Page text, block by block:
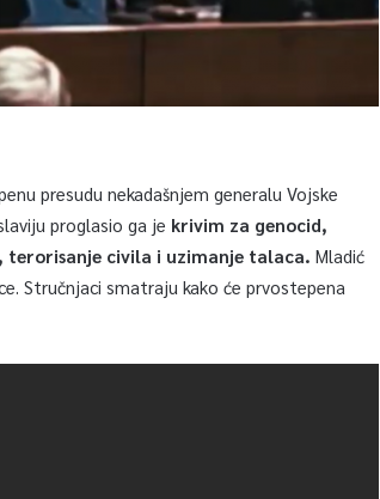
presudu nekadašnjem generalu Vojske
proglasio ga je krivim za genocid,
civila i uzimanje talaca. Mladić
Stručnjaci smatraju kako će prvostepena